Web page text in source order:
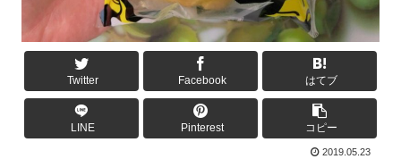
Twitter Facebook はてブ
LINE Pinterest コピー
2019.05.23